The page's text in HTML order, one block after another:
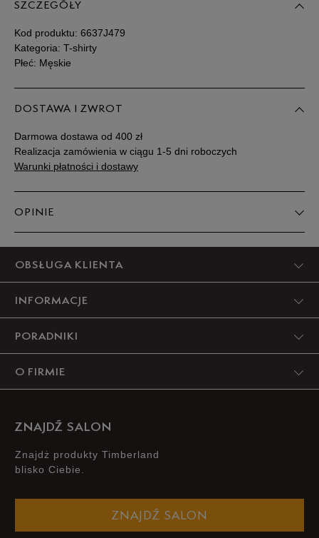
dostępności
Powiadom o
XXXL
Powiadom o
dostępności
SZCZEGÓŁY
Kod produktu: 6637J479
Kategoria: T-shirty
Płeć: Męskie
DOSTAWA I ZWROT
Darmowa dostawa od 400 zł
Realizacja zamówienia w ciągu 1-5 dni roboczych
Warunki płatności i dostawy
OPINIE
OBSŁUGA KLIENTA
INFORMACJE
PORADNIKI
O FIRMIE
ZNAJDŹ SALON
Znajdż produkty Timberland
blisko Ciebie.
ZNAJDŹ SALON